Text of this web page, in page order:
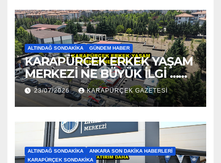
ALTINDAĞ SONDAKIKA GÜNDEM HABER
KARAPÜRÇEK ERKEK YAŞAM
MERKEZİ NE BÜYÜK İLGİ …
2026
23/07/2026 KARAPÜRÇEK GAZETESİ
ALTINDAĞ SONDAKIKA
ANKARA SON DAKIKA HABERLERI
KARAPÜRÇEK SONDAKIKA